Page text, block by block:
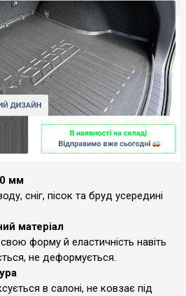
мм
сніг, пісок та бруд усередині
матеріал
форму й еластичність навіть
не деформується.
в салоні, не ковзає під